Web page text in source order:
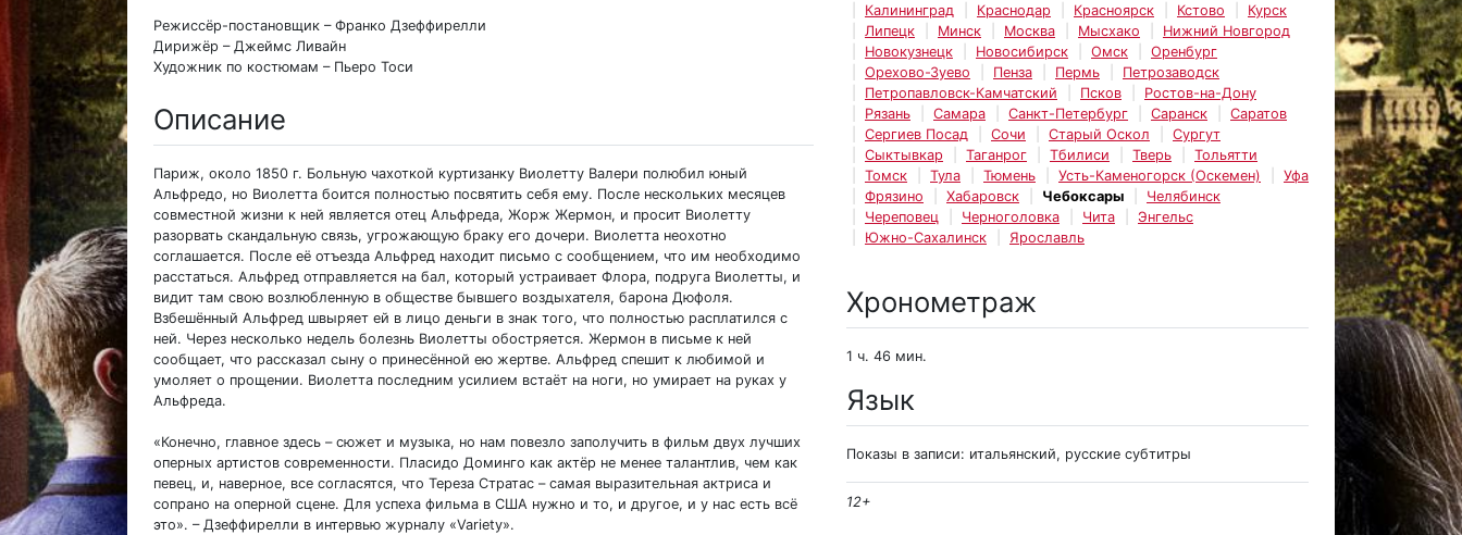
Режиссёр-постановщик – Франко Дзеффирелли
Дирижёр – Джеймс Ливайн
Художник по костюмам – Пьеро Тоси
Описание
Париж, около 1850 г. Больную чахоткой куртизанку Виолетту Валери полюбил юный
Альфредо, но Виолетта боится полностью посвятить себя ему. После нескольких месяцев
совместной жизни к ней является отец Альфреда, Жорж Жермон, и просит Виолетту
разорвать скандальную связь, угрожающую браку его дочери. Виолетта неохотно
соглашается. После её отъезда Альфред находит письмо с сообщением, что им необходимо
расстаться. Альфред отправляется на бал, который устраивает Флора, подруга Виолетты, и
видит там свою возлюбленную в обществе бывшего воздыхателя, барона Дюфоля.
Взбешённый Альфред швыряет ей в лицо деньги в знак того, что полностью расплатился с
ней. Через несколько недель болезнь Виолетты обостряется. Жермон в письме к ней
сообщает, что рассказал сыну о принесённой ею жертве. Альфред спешит к любимой и
умоляет о прощении. Виолетта последним усилием встаёт на ноги, но умирает на руках у
Альфреда.
«Конечно, главное здесь – сюжет и музыка, но нам повезло заполучить в фильм двух лучших
оперных артистов современности. Пласидо Доминго как актёр не менее талантлив, чем как
певец, и, наверное, все согласятся, что Тереза Стратас – самая выразительная актриса и
сопрано на оперной сцене. Для успеха фильма в США нужно и то, и другое, и у нас есть всё
это». – Дзеффирелли в интервью журналу «Variety».
Калининград
Краснодар Красноярск Кстово
Курск
Липецк
Минск Москва Мысхако
Нижний Новгород
Новокузнецк
Новосибирск Омск
Оренбург
Орехово-Зуево
Пенза Пермь
Петрозаводск
Петропавловск-Камчатский
Псков
Ростов-на-Дону
Рязань
Самара Санкт-Петербург Саранск
Саратов
Сергиев Посад
Сочи Старый Оскол
Сургут
Сыктывкар
Таганрог Тбилиси Тверь
Тольятти
Томск
Тула Тюмень Усть-Каменогорск (Оскемен)
Уфа
Фрязино
Хабаровск Чебоксары
Челябинск
Череповец
Черноголовка Чита
Энгельс
Южно-Сахалинск
Ярославль
Хронометраж
1 ч. 46 мин.
Язык
Показы в записи: итальянский, русские субтитры
12+